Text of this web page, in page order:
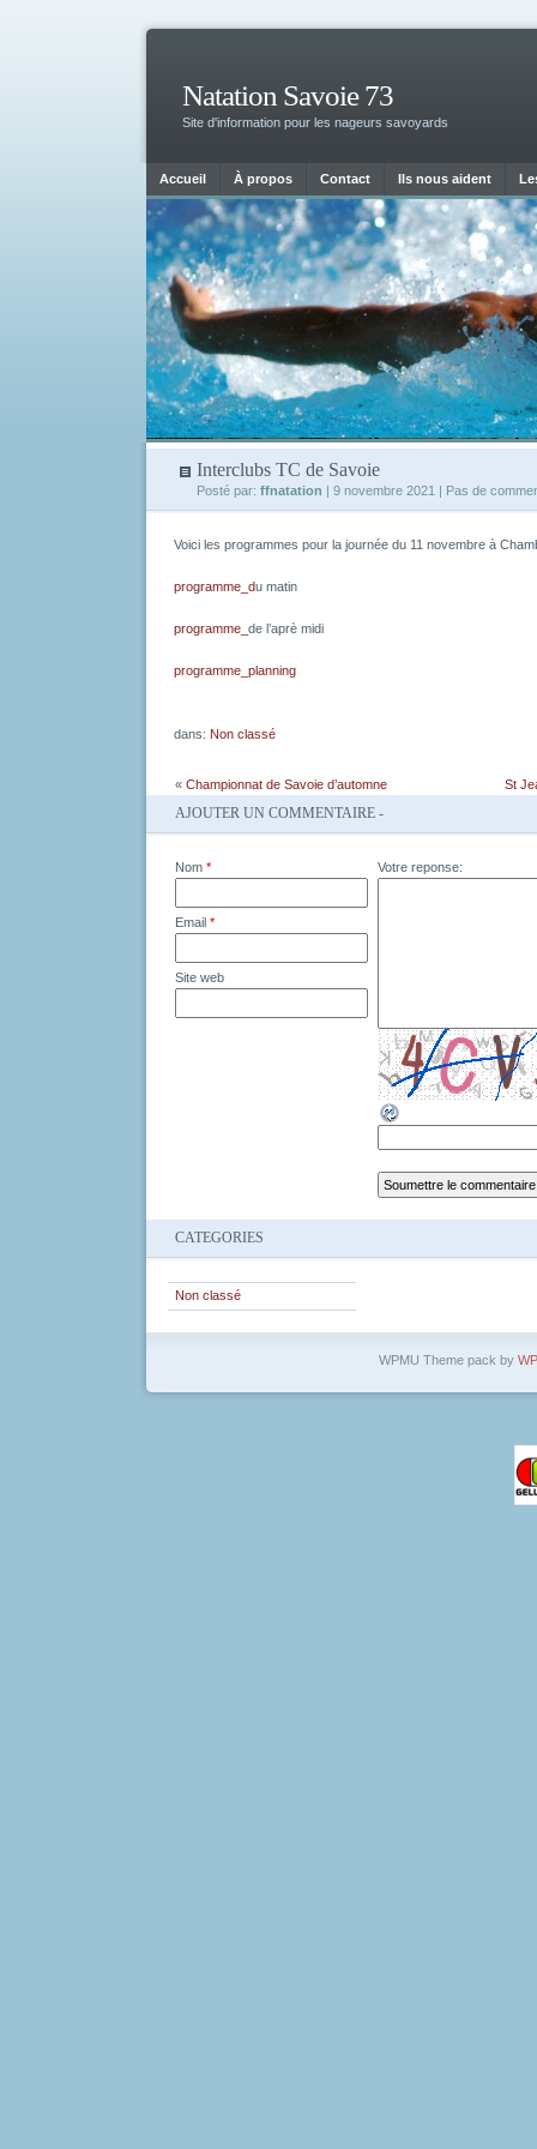
Natation Savoie 73
Site d'information pour les nageurs savoyards
Accueil À propos Contact Ils nous aident
Interclubs TC de Savoie
Posté par: ffnatation | 9 novembre 2021 | Pas de
Voici les programmes pour la journée du 11 novembre à
programme_du matin
programme_ de l’aprè midi
programme_planning
dans: Non classé
« Championnat de Savoie d’automne St
AJOUTER UN COMMENTAIRE -
Nom *
Email *
Site web
Votre reponse:
CATEGORIES
Non classé
WPMU Theme pack by